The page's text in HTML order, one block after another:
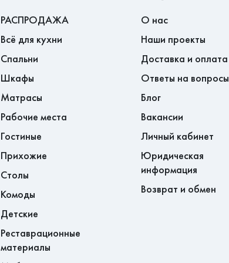
РАСПРОДАЖА
Всё для кухни
Спальни
Шкафы
Матрасы
Рабочие места
Гостиные
Прихожие
Столы
Комоды
Детские
Реставрационные
материалы
О нас
Наши проекты
Доставка и оплата
Ответы на вопросы
Блог
Вакансии
Личный кабинет
Юридическая
информация
Возврат и обмен